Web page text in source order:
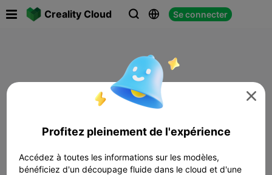
Creality Cloud   Se connecter

Profitez pleinement de l'expérience
Accédez à toutes les informations sur les modèles,
bénéficiez d'un découpage fluide dans le cloud et d'une